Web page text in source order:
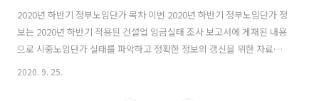
2020년 하반기 정부노임단가 목차 이번 2020년 하반기 정부노임단가 정
보는 2020년 하반기 적용된 건설업 임금실태 조사 보고서에 게재된 내용
으로 시중노임단가 실태를 파악하고 정확한 정보의 갱신을 위한 자료입
니다. 해당 건설업 임금실태 조사 보고서는 대한건설협회에서 발행되었
2020. 9. 25.